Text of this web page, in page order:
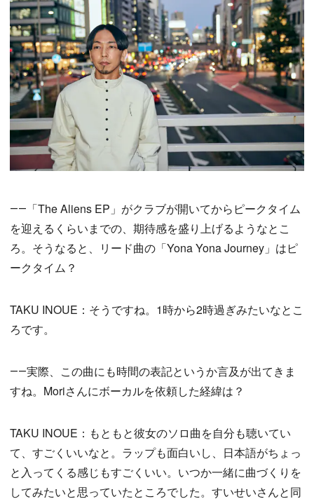
――「The Aliens EP」がクラブが開いてからピークタイム
を迎えるくらいまでの、期待感を盛り上げるようなとこ
ろ。そうなると、リード曲の「Yona Yona Journey」はピ
ークタイム？
TAKU INOUE：そうですね。1時から2時過ぎみたいなとこ
ろです。
――実際、この曲にも時間の表記というか言及が出てきま
すね。Moriさんにボーカルを依頼した経緯は？
TAKU INOUE：もともと彼女のソロ曲を自分も聴いてい
て、すごくいいなと。ラップも面白いし、日本語がちょっ
と入ってくる感じもすごくいい。いつか一緒に曲づくりを
してみたいと思っていたところでした。すいせいさんと同